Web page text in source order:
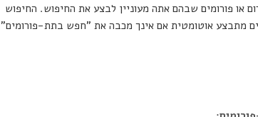
או פורומים שבהם אתה מעוניין לבצע את החיפוש. החיפוש
בתתי-פורומים מתבצע אוטומטית אם אינך מכבה את "חפש בתת-פורומים"